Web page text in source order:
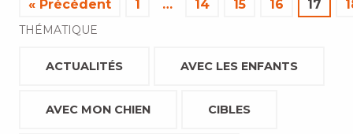
« Précédent 1 … 14 15 16 17
THÉMATIQUE
ACTUALITÉS AVEC LES ENFANTS
AVEC MON CHIEN CIBLES